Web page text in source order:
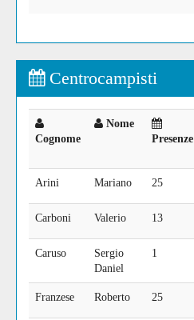
Centrocampisti
Cognome
Nome
Presenze
Arini Mariano 25
Carboni Valerio 13
Caruso
Sergio
Daniel
1
Franzese Roberto 25